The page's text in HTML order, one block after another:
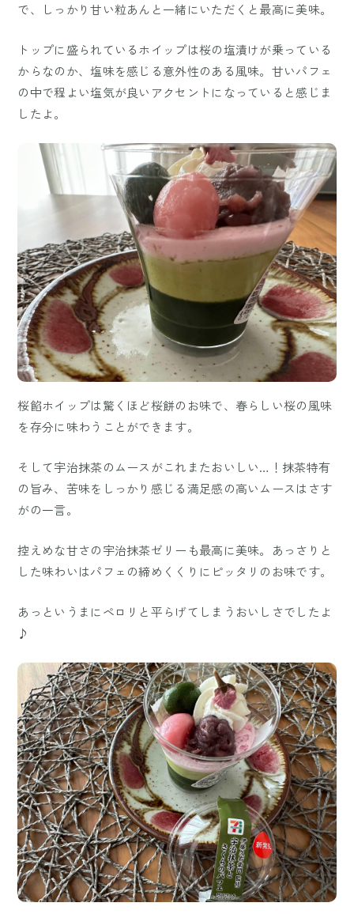
で、しっかり甘い粒あんと一緒にいただくと最高に美味。
トップに盛られているホイップは桜の塩漬けが乗っている
からなのか、塩味を感じる意外性のある風味。甘いパフェ
の中で程よい塩気が良いアクセントになっていると感じま
したよ。
桜餡ホイップは驚くほど桜餅のお味で、春らしい桜の風味
を存分に味わうことができます。
そして宇治抹茶のムースがこれまたおいしい…！抹茶特有
の旨み、苦味をしっかり感じる満足感の高いムースはさす
がの一言。
控えめな甘さの宇治抹茶ゼリーも最高に美味。あっさりと
した味わいはパフェの締めくくりにピッタリのお味です。
あっというまにペロリと平らげてしまうおいしさでしたよ
♪